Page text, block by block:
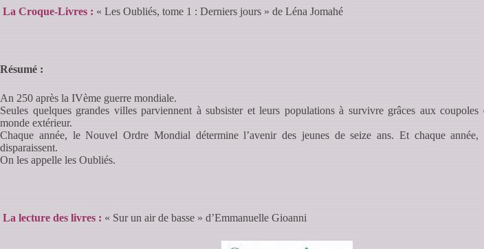
La Croque-Livres : « Les Oubliés, tome 1 : Derniers jours » de Léna Jomahé
Résumé :
An 250 après la IVème guerre mondiale.
Seules quelques grandes villes parviennent à subsister et leurs populations à survivre grâces aux
monde extérieur.
Chaque année, le Nouvel Ordre Mondial détermine l’avenir des jeunes de seize ans. Et chaque année,
disparaissent.
On les appelle les Oubliés.
La lecture des livres : « Sur un air de basse » d’Emmanuelle Gioanni